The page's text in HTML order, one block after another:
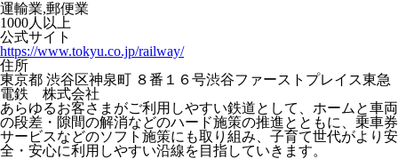
運輸業,郵便業
1000人以上
公式サイト
https://www.tokyu.co.jp/railway/
住所
東京都 渋谷区神泉町 ８番１６号渋谷ファーストプレイス東急
電鉄 株式会社
あらゆるお客さまがご利用しやすい鉄道として、ホームと車両
の段差・隙間の解消などのハード施策の推進とともに、乗車券
サービスなどのソフト施策にも取り組み、子育て世代がより安
全・安心に利用しやすい沿線を目指していきます。